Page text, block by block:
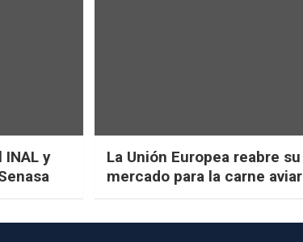
INAL y
La Unión Europea reabre su
mercado para la carne aviar